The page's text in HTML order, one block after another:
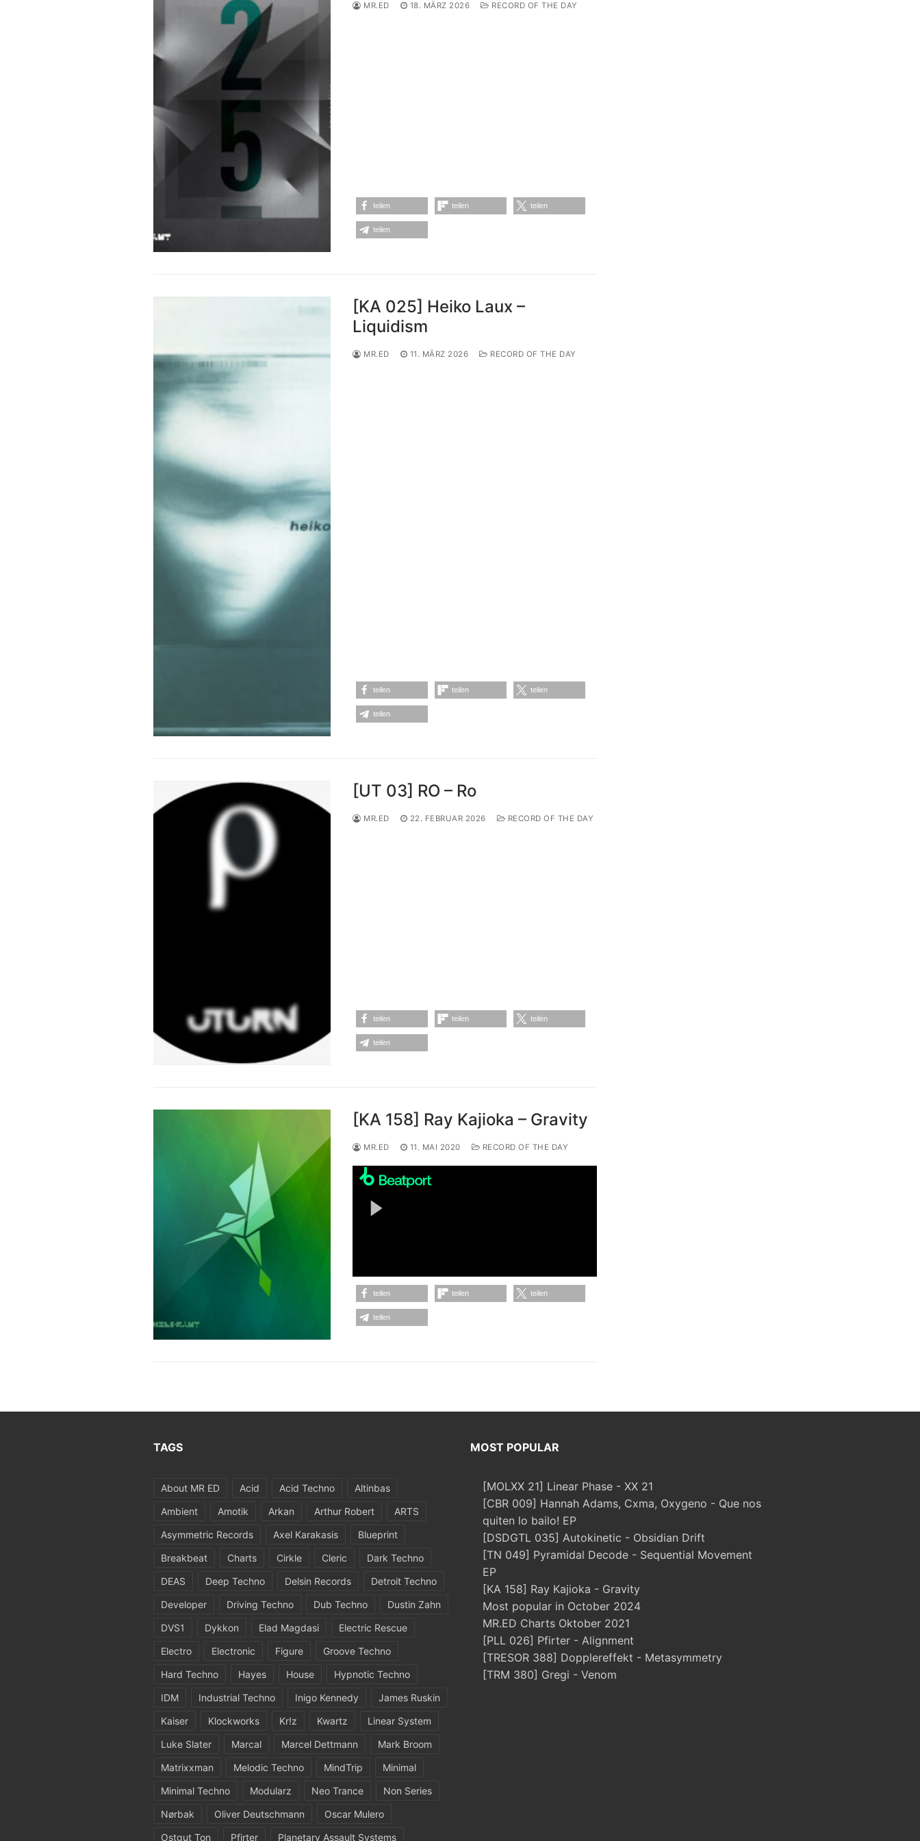
MR.ED 18. MÄRZ 2026 RECORD OF THE DAY
teilen teilen teilen
teilen
[KA 025] Heiko Laux –
Liquidism
MR.ED 11. MÄRZ 2026 RECORD OF THE DAY
teilen teilen teilen
teilen
[UT 03] RO – Ro
MR.ED 22. FEBRUAR 2026 RECORD OF THE DAY
teilen teilen teilen
teilen
[KA 158] Ray Kajioka – Gravity
MR.ED 11. MAI 2020 RECORD OF THE DAY
teilen teilen teilen
teilen
TAGS
About MR ED Acid Acid Techno
Altinbas
Ambient
Amotik Arkan Arthur Robert
ARTS
Asymmetric Records
Axel Karakasis
Blueprint
Breakbeat
Charts Cirkle Cleric
Dark Techno
DEAS
Deep Techno Delsin Records
Detroit Techno
Developer
Driving Techno Dub Techno
Dustin Zahn
DVS1
Dykkon Elad Magdasi
Electric Rescue
Electro
Electronic Figure
Groove Techno
Hard Techno
Hayes House
Hypnotic Techno
IDM
Industrial Techno Inigo Kennedy
James Ruskin
Kaiser
Klockworks Kr!z Kwartz
Linear System
Luke Slater
Marcal Marcel Dettmann
Mark Broom
Matrixxman
Melodic Techno MindTrip
Minimal
Minimal Techno
Modularz Neo Trance
Non Series
Nørbak
Oliver Deutschmann
Oscar Mulero
Ostgut Ton
Pfirter Planetary Assault Systems
MOST POPULAR
[MOLXX 21] Linear Phase - XX 21
[CBR 009] Hannah Adams, Cxma, Oxygeno - Que nos
quiten lo bailo! EP
[DSDGTL 035] Autokinetic - Obsidian Drift
[TN 049] Pyramidal Decode - Sequential Movement
EP
[KA 158] Ray Kajioka - Gravity
Most popular in October 2024
MR.ED Charts Oktober 2021
[PLL 026] Pfirter - Alignment
[TRESOR 388] Dopplereffekt - Metasymmetry
[TRM 380] Gregi - Venom